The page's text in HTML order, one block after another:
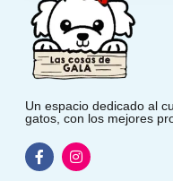
Un espacio dedicado al
gatos, con los mejores